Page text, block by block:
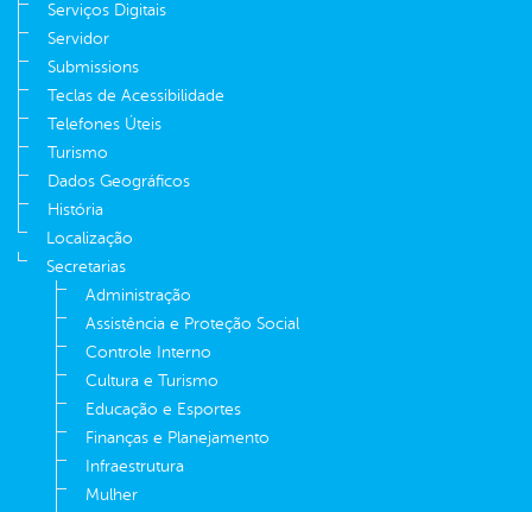
Serviços Digitais
Servidor
Submissions
Teclas de Acessibilidade
Telefones Úteis
Turismo
Dados Geográficos
História
Localização
Secretarias
Administração
Assistência e Proteção Social
Controle Interno
Cultura e Turismo
Educação e Esportes
Finanças e Planejamento
Infraestrutura
Mulher